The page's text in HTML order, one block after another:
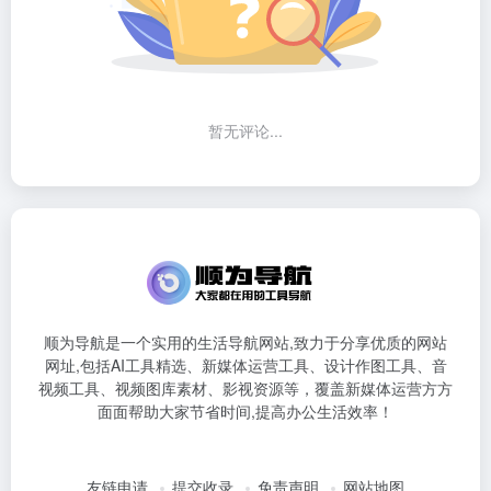
暂无评论...
顺为导航是一个实用的生活导航网站,致力于分享优质的网站
网址,包括AI工具精选、新媒体运营工具、设计作图工具、音
视频工具、视频图库素材、影视资源等，覆盖新媒体运营方方
面面帮助大家节省时间,提高办公生活效率！